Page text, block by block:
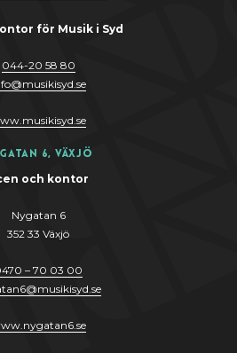
för Musik i Syd
044-20 58 80
@musikisyd.se
yd.se
6, Växjö
och kontor
Nygatan 6
352 33 Växjö
– 70 03 00